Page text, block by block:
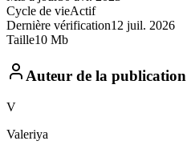
Cycle de vieActif
Dernière vérification12 juil. 2026
Taille10 Mb
Auteur de la publication
V
Valeriya